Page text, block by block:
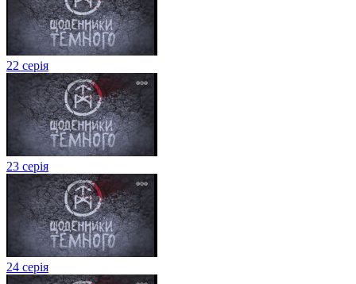
22 серія
23 серія
24 серія